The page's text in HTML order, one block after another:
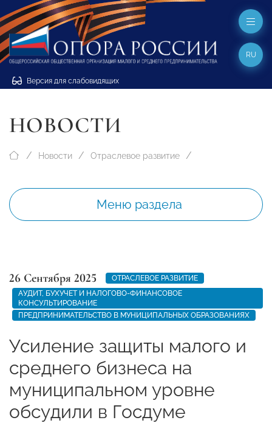
Версия для слабовидящих
RU
НОВОСТИ
Новости Отраслевое развитие
Меню раздела
26 Сентября 2025
ОТРАСЛЕВОЕ РАЗВИТИЕ
АУДИТ, БУХУЧЕТ И НАЛОГОВО-ФИНАНСОВОЕ
КОНСУЛЬТИРОВАНИЕ
ПРЕДПРИНИМАТЕЛЬСТВО В МУНИЦИПАЛЬНЫХ ОБРАЗОВАНИЯХ
Усиление защиты малого и
среднего бизнеса на
муниципальном уровне
обсудили в Госдуме